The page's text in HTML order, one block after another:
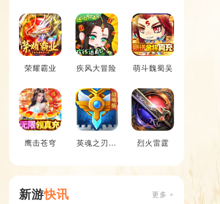
荣耀霸业 疾风大冒险 萌斗魏蜀吴
鹰击苍穹
英魂之刃战
烈火雷霆
新游快讯 更多 +